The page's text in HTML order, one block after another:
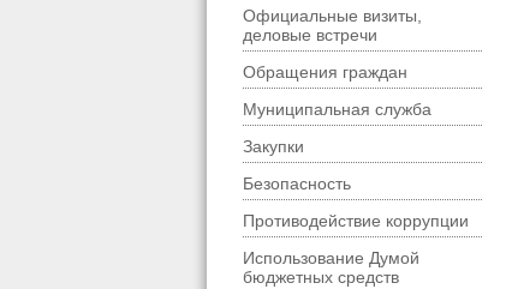
Официальные визиты,
деловые встречи
Обращения граждан
Муниципальная служба
Закупки
Безопасность
Противодействие коррупции
Использование Думой
бюджетных средств